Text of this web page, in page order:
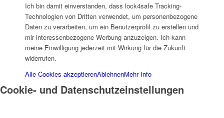
Ich bin damit einverstanden, dass lock4safe Tracking-
Technologien von Dritten verwendet, um personenbezogene
Daten zu verarbeiten, um ein Benutzerprofil zu erstellen und
mir interessenbezogene Werbung anzuzeigen. Ich kann
meine Einwilligung jederzeit mit Wirkung für die Zukunft
widerrufen.
Alle Cookies akzeptierenAblehnenMehr Info
Cookie- und Datenschutzeinstellungen